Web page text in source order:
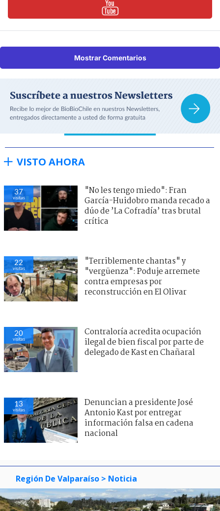
Mostrar Comentarios
VISTO AHORA
37
visitas
"No les tengo miedo": Fran
García-Huidobro manda recado a
dúo de ’La Cofradía’ tras brutal
crítica
22
visitas
"Terriblemente chantas" y
"vergüenza": Poduje arremete
contra empresas por
reconstrucción en El Olivar
20
visitas
Contraloría acredita ocupación
ilegal de bien fiscal por parte de
delegado de Kast en Chañaral
13
visitas
Denuncian a presidente José
Antonio Kast por entregar
información falsa en cadena
nacional
Región De Valparaíso > Noticia